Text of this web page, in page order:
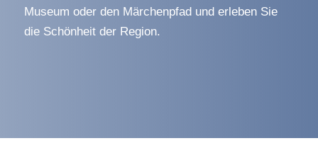
Museum oder den Märchenpfad und erleben Sie
die Schönheit der Region.